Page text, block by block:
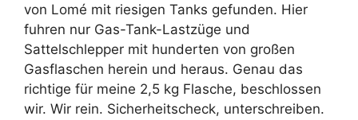
von Lomé mit riesigen Tanks gefunden. Hier
fuhren nur Gas-Tank-Lastzüge und
Sattelschlepper mit hunderten von großen
Gasflaschen herein und heraus. Genau das
richtige für meine 2,5 kg Flasche, beschlossen
wir. Wir rein. Sicherheitscheck, unterschreiben.